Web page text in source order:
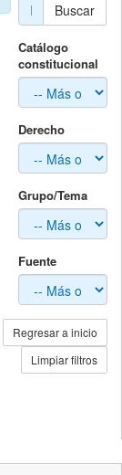
Buscar
Catálogo
constitucional
Derecho
Grupo/Tema
Fuente
Regresar a inicio
Limpiar filtros